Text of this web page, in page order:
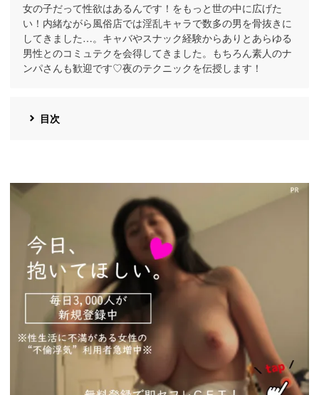
女の子だって性欲はあるんです！をもっと世の中に広げた
い！内緒ながら風俗店では淫乱キャラで数多の男を骨抜きに
してきました…。キャバやスナック経験からありとあらゆる
男性とのコミュテクを会得してきました。もちろん素人のナ
ンパさんも歓迎です♡夜のテクニックを伝授します！
目次
https://pcmax.jp/lp/?